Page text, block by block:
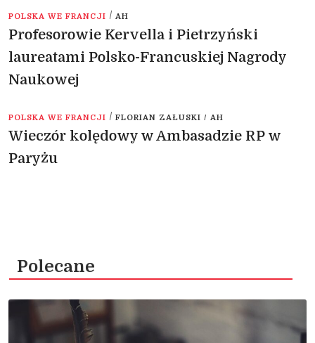
POLSKA WE FRANCJI / AH
Profesorowie Kervella i Pietrzyński
laureatami Polsko-Francuskiej Nagrody
Naukowej
POLSKA WE FRANCJI / FLORIAN ZAŁUSKI / AH
Wieczór kolędowy w Ambasadzie RP w
Paryżu
Polecane